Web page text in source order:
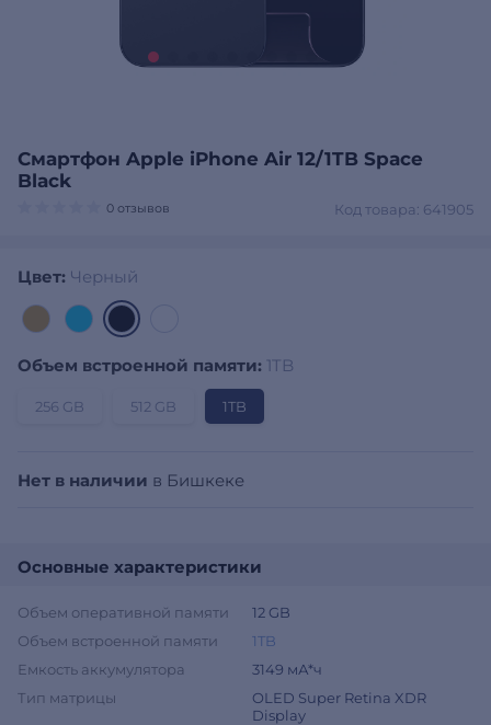
Смартфон Apple iPhone Air 12/1TB Space
Black
Код товара: 641905
0 отзывов
Цвет: Черный
Объем встроенной памяти: 1TB
256 GB 512 GB 1TB
Нет в наличии в Бишкеке
Основные характеристики
Объем оперативной памяти
12 GB
Объем встроенной памяти
1TB
Емкость аккумулятора
3149 мА*ч
Тип матрицы
OLED Super Retina XDR
Display